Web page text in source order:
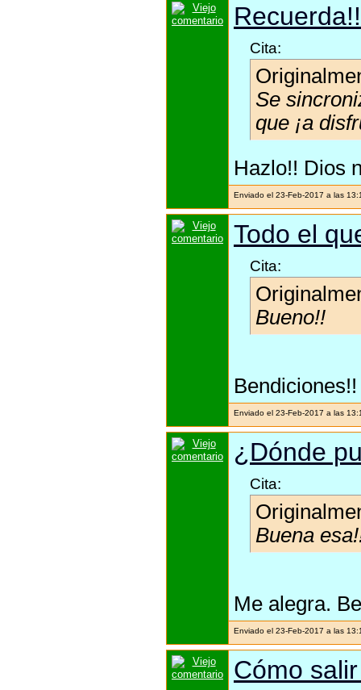
Recuerda!!
Cita:
Se
que ¡a
Hazlo!! Dios
Enviado el 23-Feb-2017 a las
Todo el
Cita:
Bueno!!
Bendiciones!!
Enviado el 23-Feb-2017 a las
¿Dónde
Cita:
Buena
Me alegra.
Enviado el 23-Feb-2017 a las
Cómo